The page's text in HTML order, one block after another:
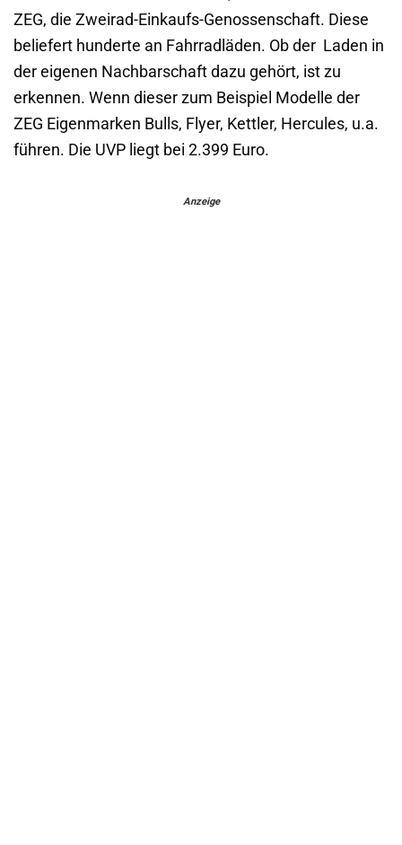
ZEG, die Zweirad-Einkaufs-Genossenschaft. Diese
beliefert hunderte an Fahrradläden. Ob der Laden in
der eigenen Nachbarschaft dazu gehört, ist zu
erkennen. Wenn dieser zum Beispiel Modelle der
ZEG Eigenmarken Bulls, Flyer, Kettler, Hercules, u.a.
führen. Die UVP liegt bei 2.399 Euro.
Anzeige